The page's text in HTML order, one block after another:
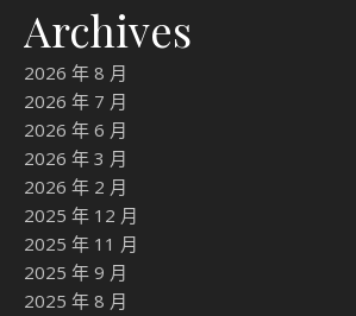
Archives
2026 年 8 月
2026 年 7 月
2026 年 6 月
2026 年 3 月
2026 年 2 月
2025 年 12 月
2025 年 11 月
2025 年 9 月
2025 年 8 月